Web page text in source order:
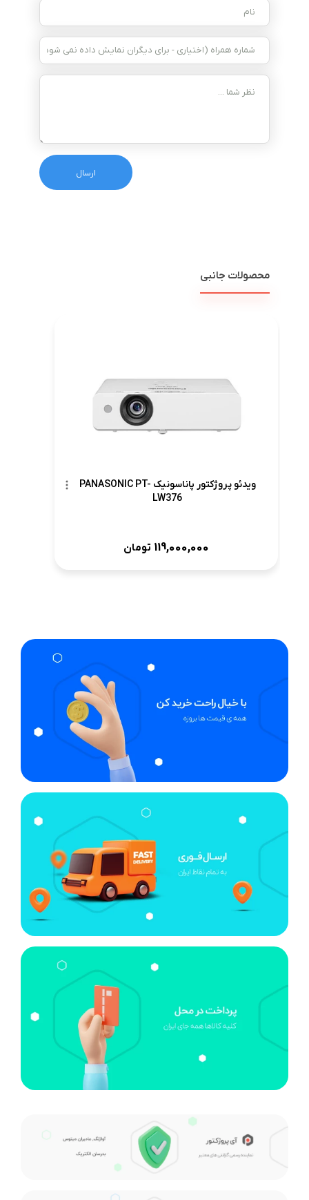
محصولات جانبی
ویدئو پروژکتور پاناسونیک PANASONIC PT-
LW376
119,000,000 تومان